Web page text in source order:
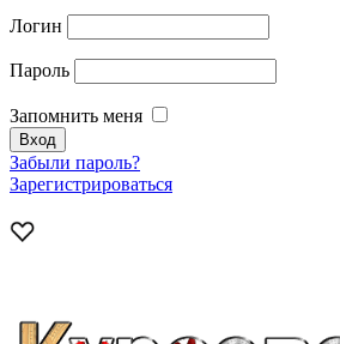
Логин
Пароль
Запомнить меня
Забыли пароль?
Зарегистрироваться